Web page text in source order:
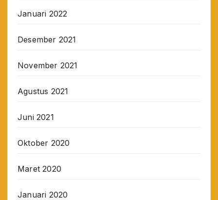
Januari 2022
Desember 2021
November 2021
Agustus 2021
Juni 2021
Oktober 2020
Maret 2020
Januari 2020